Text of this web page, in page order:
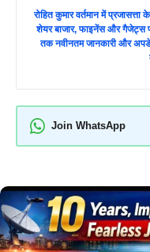
रोहित कुमार वर्तमान में
शेयर बाजार, फाइनेंस और गैजेट्स
तक नवीनतम जानकारी और
Join WhatsApp